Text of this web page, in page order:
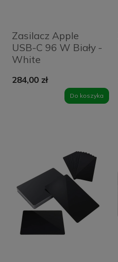
Zasilacz Apple
USB-C 96 W Biały -
White
284,00 zł
Do koszyka